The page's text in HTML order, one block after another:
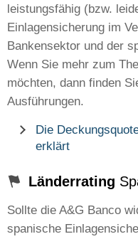
leistungsfähig (bzw.
Einlagensicherung im
Bankensektor und der
Wenn Sie mehr zum
möchten, dann finden
Ausführungen.
Die
erklärt
Länderrating
Sollte die A&G Banco
spanische